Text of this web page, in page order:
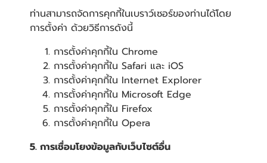
ท่านสามารถจัดการคุกกี้ในเบราว์เซอร์ของท่านได้โดย
การตั้งค่า ด้วยวิธีการดังนี้
การตั้งค่าคุกกี้ใน Chrome
การตั้งค่าคุกกี้ใน Safari และ iOS
การตั้งค่าคุกกี้ใน Internet Explorer
การตั้งค่าคุกกี้ใน Microsoft Edge
การตั้งค่าคุกกี้ใน Firefox
การตั้งค่าคุกกี้ใน Opera
5. การเชื่อมโยงข้อมูลกับเว็บไซต์อื่น